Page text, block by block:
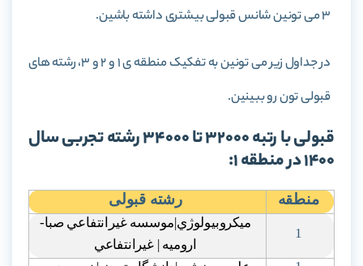
3 می تونین شانس قبولی بیشتری داشته باشین.
در جداول زیر می تونین به تفکیک منطقه ی 1 و 2 و 3، رشته های
قبولی تون رو ببینین.
قبولی با رتبه 32000 تا 34000 رشته تجربی سال
1400 در منطقه 1:
منطقه رشته قبولی
1
ميکروبيولوژي|موسسه غيرانتفاعي صبا-
اروميه | غيرانتفاعي